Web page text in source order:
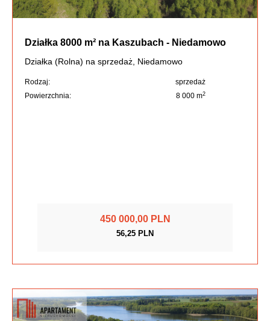
Działka 8000 m² na Kaszubach - Niedamowo
Działka (Rolna) na sprzedaż, Niedamowo
Rodzaj:
sprzedaż
Powierzchnia:
8 000 m2
450 000,00 PLN
56,25 PLN